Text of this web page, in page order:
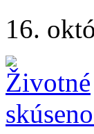
16.